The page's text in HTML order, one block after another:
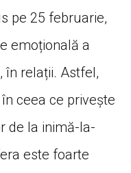
pe 25 februarie,
emoțională a
în relații. Astfel,
ceea ce privește
de la inimă-la-
este foarte